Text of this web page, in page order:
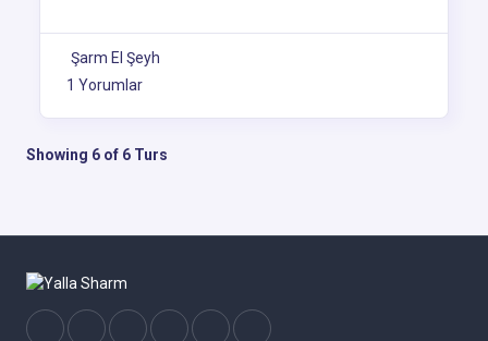
Şarm El Şeyh
1 Yorumlar
Showing 6 of 6 Turs